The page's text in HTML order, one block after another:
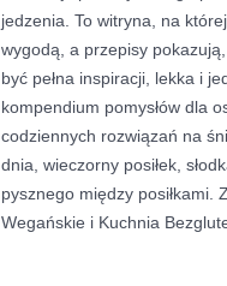
jedzenia. To witryna, na
wygodą, a przepisy
być pełna inspiracji, lekka i
kompendium pomysłów dla
codziennych rozwiązań na
dnia, wieczorny posiłek,
pysznego między posiłkami.
Wegańskie i Kuchnia